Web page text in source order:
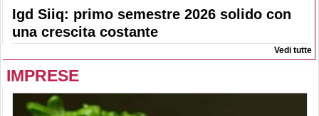
Igd Siiq: primo semestre 2026 solido con
una crescita costante
Vedi tutte
IMPRESE